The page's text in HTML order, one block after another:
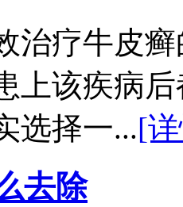
治疗牛皮
上该疾病
选择一...[
去除